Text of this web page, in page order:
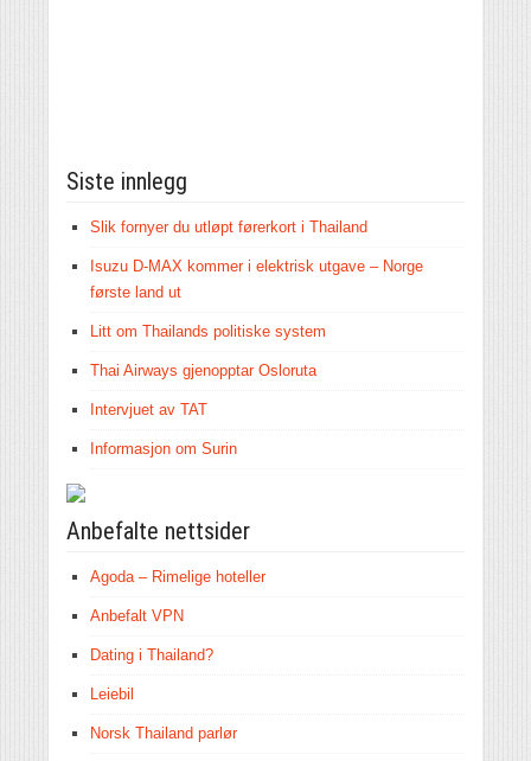
Siste innlegg
Slik fornyer du utløpt førerkort i Thailand
Isuzu D-MAX kommer i elektrisk utgave – Norge
første land ut
Litt om Thailands politiske system
Thai Airways gjenopptar Osloruta
Intervjuet av TAT
Informasjon om Surin
Anbefalte nettsider
Agoda – Rimelige hoteller
Anbefalt VPN
Dating i Thailand?
Leiebil
Norsk Thailand parlør